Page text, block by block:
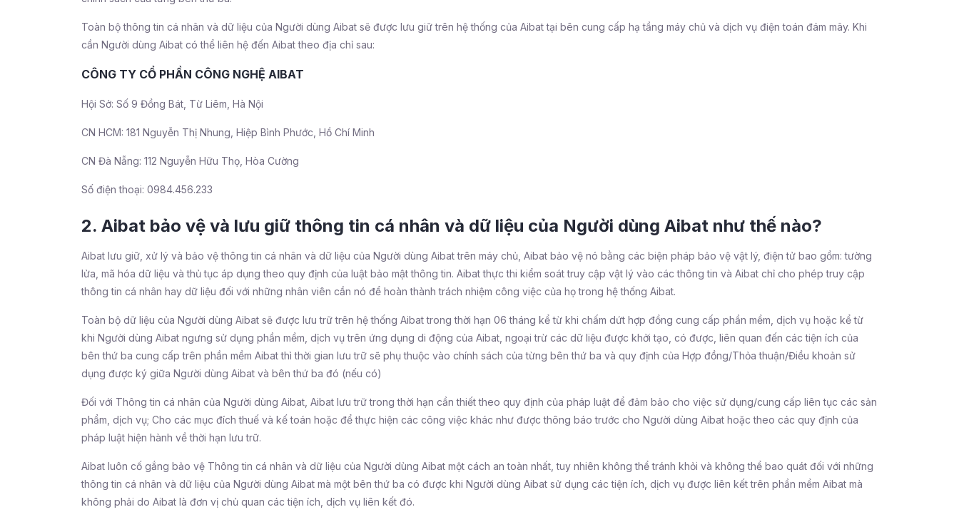
Toàn bộ thông tin cá nhân và dữ liệu của Người dùng Aibat sẽ được lưu giữ trên hệ thống của Aibat tại bên cung cấp hạ tầng máy chủ và dịch vụ điện toán đám mây. Khi
cần Người dùng Aibat có thể liên hệ đến Aibat theo địa chỉ sau:
CÔNG TY CỔ PHẦN CÔNG NGHỆ AIBAT
Hội Sở: Số 9 Đồng Bát, Từ Liêm, Hà Nội
CN HCM: 181 Nguyễn Thị Nhung, Hiệp Bình Phước, Hồ Chí Minh
CN Đà Nẵng: 112 Nguyễn Hữu Thọ, Hòa Cường
Số điện thoại: 0984.456.233
2. Aibat bảo vệ và lưu giữ thông tin cá nhân và dữ liệu của Người dùng Aibat như thế nào?
Aibat lưu giữ, xử lý và bảo vệ thông tin cá nhân và dữ liệu của Người dùng Aibat trên máy chủ, Aibat bảo vệ nó bằng các biện pháp bảo vệ vật lý, điện tử bao gồm: tường
lửa, mã hóa dữ liệu và thủ tục áp dụng theo quy định của luật bảo mật thông tin. Aibat thực thi kiểm soát truy cập vật lý vào các thông tin và Aibat chỉ cho phép truy cập
thông tin cá nhân hay dữ liệu đối với những nhân viên cần nó để hoàn thành trách nhiệm công việc của họ trong hệ thống Aibat.
Toàn bộ dữ liệu của Người dùng Aibat sẽ được lưu trữ trên hệ thống Aibat trong thời hạn 06 tháng kể từ khi chấm dứt hợp đồng cung cấp phần mềm, dịch vụ hoặc kể từ
khi Người dùng Aibat ngưng sử dụng phần mềm, dịch vụ trên ứng dụng di động của Aibat, ngoại trừ các dữ liệu được khởi tạo, có được, liên quan đến các tiện ích của
bên thứ ba cung cấp trên phần mềm Aibat thì thời gian lưu trữ sẽ phụ thuộc vào chính sách của từng bên thứ ba và quy định của Hợp đồng/Thỏa thuận/Điều khoản sử
dụng được ký giữa Người dùng Aibat và bên thứ ba đó (nếu có)
Đối với Thông tin cá nhân của Người dùng Aibat, Aibat lưu trữ trong thời hạn cần thiết theo quy định của pháp luật để đảm bảo cho việc sử dụng/cung cấp liên tục các sản
phẩm, dịch vụ; Cho các mục đích thuế và kế toán hoặc để thực hiện các công việc khác như được thông báo trước cho Người dùng Aibat hoặc theo các quy định của
pháp luật hiện hành về thời hạn lưu trữ.
Aibat luôn cố gắng bảo vệ Thông tin cá nhân và dữ liệu của Người dùng Aibat một cách an toàn nhất, tuy nhiên không thể tránh khỏi và không thể bao quát đối với những
thông tin cá nhân và dữ liệu của Người dùng Aibat mà một bên thứ ba có được khi Người dùng Aibat sử dụng các tiện ích, dịch vụ được liên kết trên phần mềm Aibat mà
không phải do Aibat là đơn vị chủ quan các tiện ích, dịch vụ liên kết đó.